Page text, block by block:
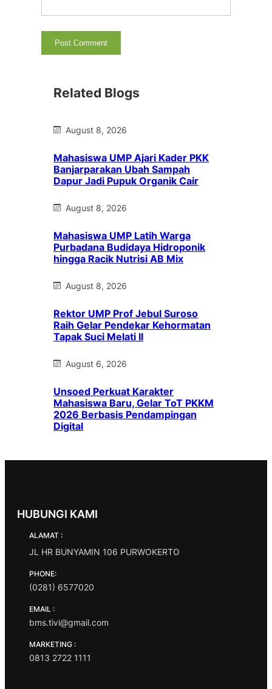
Related Blogs
August 8, 2026
Mahasiswa UMP Ajari Kader PKK
Banjarparakan Ubah Sampah
Dapur Jadi Pupuk Organik Cair
August 8, 2026
Mahasiswa UMP Latih Warga
Purbadana Budidaya Hidroponik
hingga Racik Nutrisi AB Mix
August 8, 2026
Rektor UMP Prof Jebul Suroso
Raih Gelar Pendekar Kehormatan
Tapak Suci Melati II
August 6, 2026
Unsoed Perkuat Karakter
Mahasiswa Baru, Gelar ToT PKKM
2026 Berbasis Pendampingan
Digital
HUBUNGI KAMI
ALAMAT :
JL HR BUNYAMIN 106 PURWOKERTO
PHONE:
(0281) 6577020
EMAIL :
bms.tivi@gmail.com
MARKETING :
0813 2722 1111